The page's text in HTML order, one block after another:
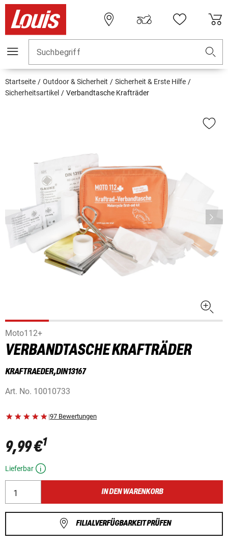
Suchbegriff
Startseite Outdoor & Sicherheit
Sicherheit & Erste Hilfe
Sicherheitsartikel
Verbandtasche Krafträder
Moto112+
VERBANDTASCHE KRAFTRÄDER
KRAFTRAEDER,DIN13167
Art. No. 10010733
|97 Bewertungen
9,99 €1
Lieferbar
IN DEN WARENKORB
FILIALVERFÜGBARKEIT PRÜFEN